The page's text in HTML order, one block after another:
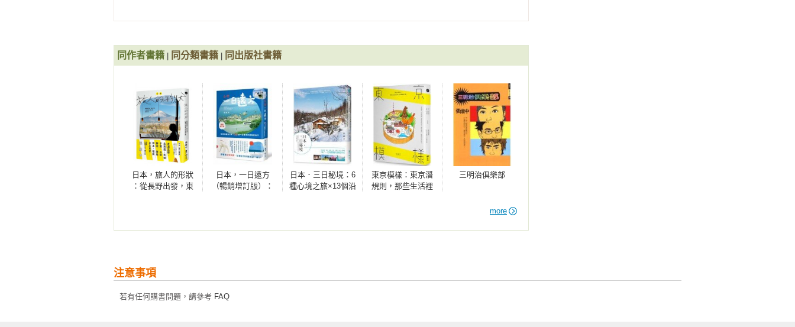
我有點不耐煩了，突然，從鏡子的反射裡看見那男孩，從店門口抱著一口卡式瓦斯爐走進來。他
的舉動令店裡所有人的目光都投向他。
吃火鍋？店裡的設計師全笑起來，紛紛問男孩要做什麼。
男孩沒有回答，從店裡的儲藏室拿了一個鍋子，然後迅速地盛滿水，架在瓦斯爐上開始煮沸。不
一會兒，水就開了。
「陳小姐，不好意思，久等了。我們現在有熱水囉。」
端著熱水的山本拓海，不知道因為是害羞，還是蒸氣燻著臉的緣故，雙頰頓時紅潤起來。那是皮
膚白皙的日本男孩，臉紅起來的典型模樣。
同作者書籍 同分類書籍 同出版社書籍
日本，旅人的形狀
：從長野出發，東
日本，一日遠方
（暢銷增訂版）：
日本．三日秘境：6
種心境之旅×13個沿
東京模樣：東京潛
規則，那些生活裡
三明治俱樂部
more
注意事項
若有任何購書問題，請參考 FAQ